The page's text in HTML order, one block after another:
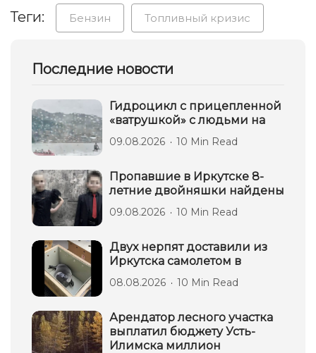
Теги: Бензин Топливный кризис
Последние новости
Гидроцикл с прицепленной
«ватрушкой» с людьми на
09.08.2026 10 Min Read
Пропавшие в Иркутске 8-
летние двойняшки найдены
09.08.2026 10 Min Read
Двух нерпят доставили из
Иркутска самолетом в
08.08.2026 10 Min Read
Арендатор лесного участка
выплатил бюджету Усть-
Илимска миллион